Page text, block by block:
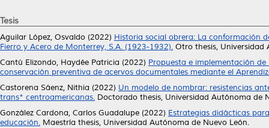
Tesis
Aguilar López, Osvaldo (2022) Historia social obrera: La conformación
Fierro y Acero de Monterrey, S.A. (1923-1932). Otro thesis, Universidad
Cantú Elizondo, Haydée Patricia (2022) Propuesta e implementación
conservación preventiva de acervos documentales mediante el
Castorena Sáenz, Nithia (2022) Un modelo de nombrar: resistencias
trans* centroamericanas. Doctorado thesis, Universidad Autónoma de
González Cardona, Carlos Guadalupe (2022) Estrategias didácticas
educación. Maestría thesis, Universidad Autónoma de Nuevo León.